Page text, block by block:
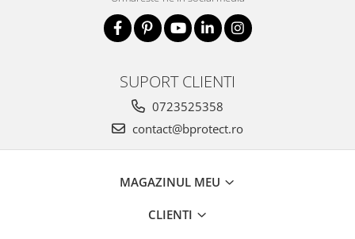
SUPORT CLIENTI
0723525358
contact@bprotect.ro
MAGAZINUL MEU
CLIENTI